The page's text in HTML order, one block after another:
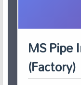
MS Pipe
(Factory)